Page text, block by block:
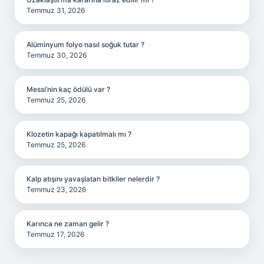
Temmuz 31, 2026
Alüminyum folyo nasıl soğuk tutar ?
Temmuz 30, 2026
Messi’nin kaç ödülü var ?
Temmuz 25, 2026
Klozetin kapağı kapatılmalı mı ?
Temmuz 25, 2026
Kalp atışını yavaşlatan bitkiler nelerdir ?
Temmuz 23, 2026
Karınca ne zaman gelir ?
Temmuz 17, 2026